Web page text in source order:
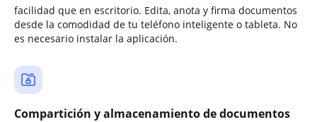
facilidad que en escritorio. Edita, anota y firma documentos
desde la comodidad de tu teléfono inteligente o tableta. No
es necesario instalar la aplicación.
Compartición y almacenamiento de documentos